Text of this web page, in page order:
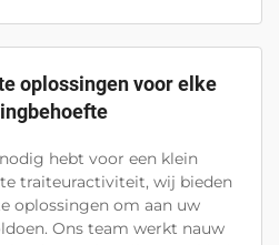
oplossingen voor elke
hebt voor een klein
traiteuractiviteit, wij bieden
oplossingen om aan uw
Ons team werkt nauw